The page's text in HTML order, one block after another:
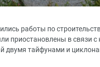
работы по
приостановлены в связи
двумя тайфунами и